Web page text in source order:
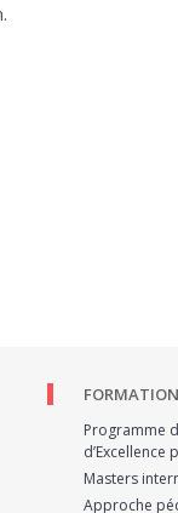
FORMATION
Programme
Masters
Approche